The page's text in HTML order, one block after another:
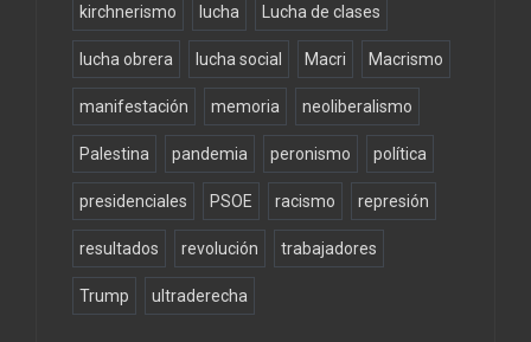
kirchnerismo lucha Lucha de clases
lucha obrera lucha social Macri Macrismo
manifestación memoria neoliberalismo
Palestina pandemia peronismo política
presidenciales PSOE racismo represión
resultados revolución trabajadores
Trump ultraderecha